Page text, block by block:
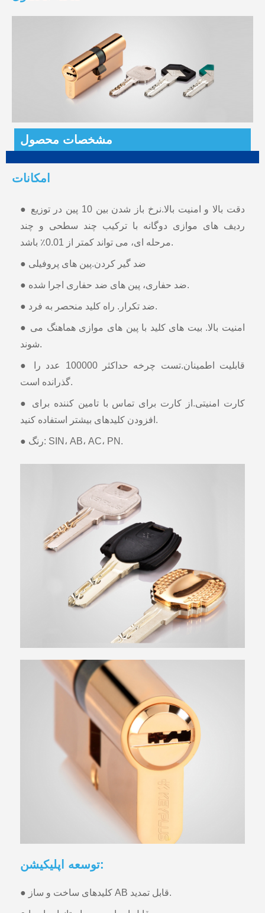
مشخصات محصول
امکانات
● دقت بالا و امنیت بالا.نرخ باز شدن بین 10 پین در توزیع
ردیف های موازی دوگانه با ترکیب چند سطحی و چند
مرحله ای، می تواند کمتر از 0.01٪ باشد.
● ضد گیر کردن.پین های پروفیلی
● ضد حفاری، پین های ضد حفاری اجرا شده.
● ضد تکرار. راه کلید منحصر به فرد.
● امنیت بالا. بیت های کلید با پین های موازی هماهنگ می
شوند.
● قابلیت اطمینان.تست چرخه حداکثر 100000 عدد را
گذرانده است.
● کارت امنیتی.از کارت برای تماس با تامین کننده برای
افزودن کلیدهای بیشتر استفاده کنید.
● رنگ: SIN، AB، AC، PN.
توسعه اپلیکیشن:
● کلیدهای ساخت و ساز AB قابل تمدید.